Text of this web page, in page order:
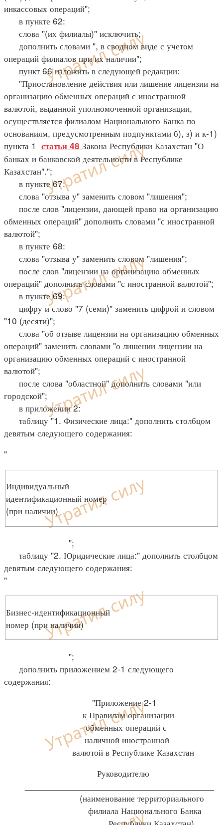
инкассовых операций";
в пункте 62:
слова "(их филиалы)" исключить;
дополнить словами ", в сводном виде с учетом
операций филиалов при их наличии";
пункт 66 изложить в следующей редакции:
"Приостановление действия или лишение лицензии на
организацию обменных операций с иностранной
валютой, выданной уполномоченной организации,
осуществляется филиалом Национального Банка по
основаниям, предусмотренным подпунктами б), з) и к-1)
пункта 1 статьи 48 Закона Республики Казахстан "О
банках и банковской деятельности в Республике
Казахстан".";
в пункте 67:
слова "отзыва у" заменить словом "лишения";
после слов "лицензии, дающей право на организацию
обменных операций" дополнить словами "с иностранной
валютой";
в пункте 68:
слова "отзыва у" заменить словом "лишения";
после слов "лицензии на организацию обменных
операций" дополнить словами "с иностранной валютой";
в пункте 69:
цифру и слово "7 (семи)" заменить цифрой и словом
"10 (десяти)";
слова "об отзыве лицензии на организацию обменных
операций" заменить словами "о лишении лицензии на
организацию обменных операций с иностранной
валютой";
после слова "областной" дополнить словами "или
городской";
в приложении 2:
таблицу "1. Физические лица:" дополнить столбцом
девятым следующего содержания:
"
Индивидуальный
идентификационный номер
(при наличии)
";
таблицу "2. Юридические лица:" дополнить столбцом
девятым следующего содержания:
"
Бизнес-идентификационный
номер (при наличии)
";
дополнить приложением 2-1 следующего
содержания:
"Приложение 2-1
к Правилам организации
обменных операций с
наличной иностранной
валютой в Республике Казахстан
Руководителю
(наименование территориального
филиала Национального Банка